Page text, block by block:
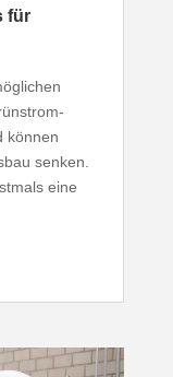
für
können
senken.
eine